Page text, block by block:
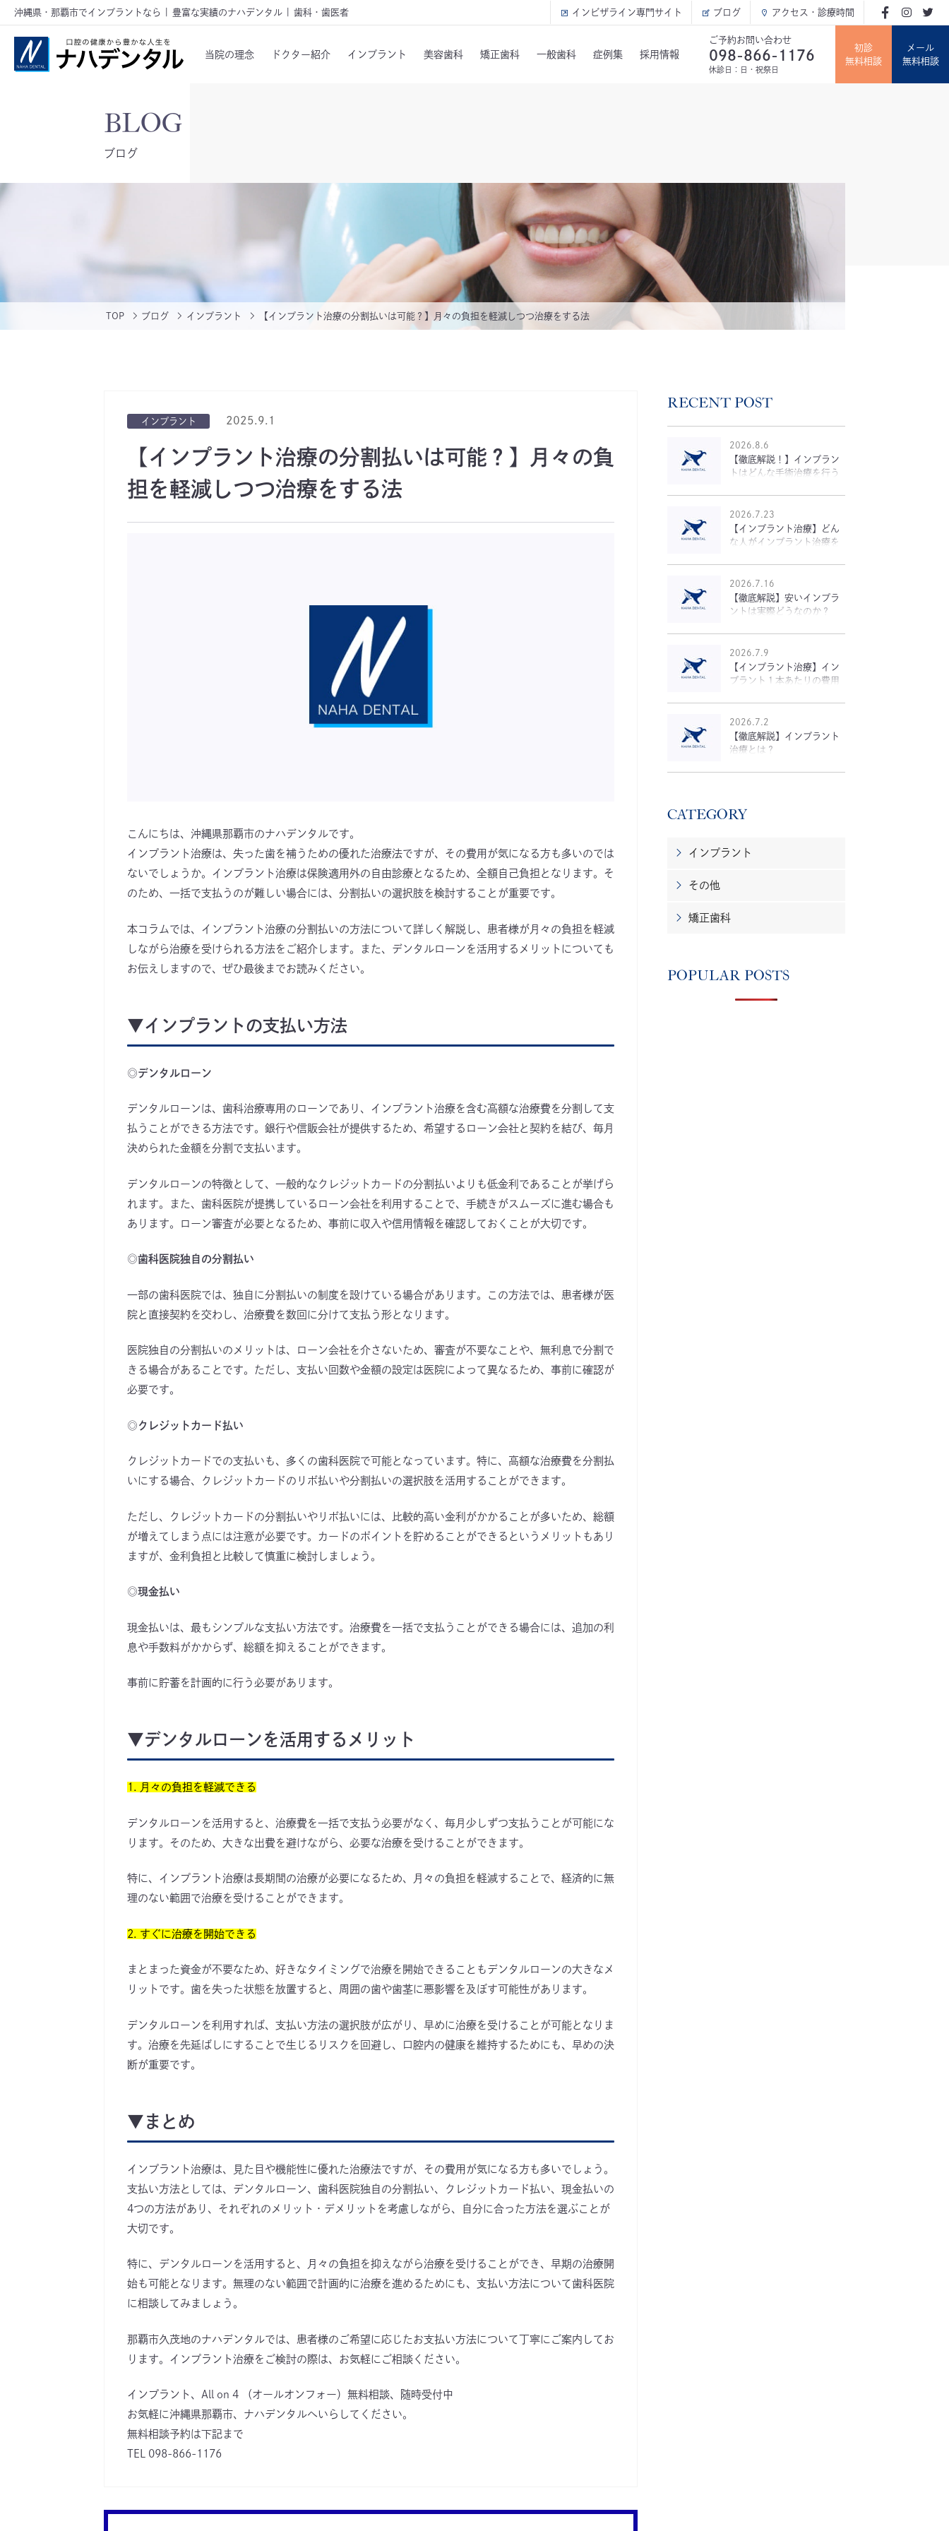
沖縄県・那覇市でインプラントなら | 豊富な実績のナハデンタル | 歯科・歯医者 インビザライン専門サイト ブログ アクセス・診療時間
当院の理念 ドクター紹介 インプラント 美容歯科 矯正歯科 一般歯科 症例集 採用情報
ご予約お問い合わせ
098-866-1176
休診日：日・祝祭日
初診
無料相談
メール
無料相談
ブログ
TOP ブログ インプラント 【インプラント治療の分割払いは可能？】月々の負担を軽減しつつ治療をする法
インプラント 2025.9.1
【インプラント治療の分割払いは可能？】月々の負
担を軽減しつつ治療をする法
こんにちは、沖縄県那覇市のナハデンタルです。
インプラント治療は、失った歯を補うための優れた治療法ですが、その費用が気になる方も多いのでは
ないでしょうか。インプラント治療は保険適用外の自由診療となるため、全額自己負担となります。そ
のため、一括で支払うのが難しい場合には、分割払いの選択肢を検討することが重要です。
本コラムでは、インプラント治療の分割払いの方法について詳しく解説し、患者様が月々の負担を軽減
しながら治療を受けられる方法をご紹介します。また、デンタルローンを活用するメリットについても
お伝えしますので、ぜひ最後までお読みください。
▼インプラントの支払い方法
◎デンタルローン
デンタルローンは、歯科治療専用のローンであり、インプラント治療を含む高額な治療費を分割して支
払うことができる方法です。銀行や信販会社が提供するため、希望するローン会社と契約を結び、毎月
決められた金額を分割で支払います。
デンタルローンの特徴として、一般的なクレジットカードの分割払いよりも低金利であることが挙げら
れます。また、歯科医院が提携しているローン会社を利用することで、手続きがスムーズに進む場合も
あります。ローン審査が必要となるため、事前に収入や信用情報を確認しておくことが大切です。
◎歯科医院独自の分割払い
一部の歯科医院では、独自に分割払いの制度を設けている場合があります。この方法では、患者様が医
院と直接契約を交わし、治療費を数回に分けて支払う形となります。
医院独自の分割払いのメリットは、ローン会社を介さないため、審査が不要なことや、無利息で分割で
きる場合があることです。ただし、支払い回数や金額の設定は医院によって異なるため、事前に確認が
必要です。
◎クレジットカード払い
クレジットカードでの支払いも、多くの歯科医院で可能となっています。特に、高額な治療費を分割払
いにする場合、クレジットカードのリボ払いや分割払いの選択肢を活用することができます。
ただし、クレジットカードの分割払いやリボ払いには、比較的高い金利がかかることが多いため、総額
が増えてしまう点には注意が必要です。カードのポイントを貯めることができるというメリットもあり
ますが、金利負担と比較して慎重に検討しましょう。
◎現金払い
現金払いは、最もシンプルな支払い方法です。治療費を一括で支払うことができる場合には、追加の利
息や手数料がかからず、総額を抑えることができます。
事前に貯蓄を計画的に行う必要があります。
▼デンタルローンを活用するメリット
1. 月々の負担を軽減できる
デンタルローンを活用すると、治療費を一括で支払う必要がなく、毎月少しずつ支払うことが可能にな
ります。そのため、大きな出費を避けながら、必要な治療を受けることができます。
特に、インプラント治療は長期間の治療が必要になるため、月々の負担を軽減することで、経済的に無
理のない範囲で治療を受けることができます。
2. すぐに治療を開始できる
まとまった資金が不要なため、好きなタイミングで治療を開始できることもデンタルローンの大きなメ
リットです。歯を失った状態を放置すると、周囲の歯や歯茎に悪影響を及ぼす可能性があります。
デンタルローンを利用すれば、支払い方法の選択肢が広がり、早めに治療を受けることが可能となりま
す。治療を先延ばしにすることで生じるリスクを回避し、口腔内の健康を維持するためにも、早めの決
断が重要です。
▼まとめ
インプラント治療は、見た目や機能性に優れた治療法ですが、その費用が気になる方も多いでしょう。
支払い方法としては、デンタルローン、歯科医院独自の分割払い、クレジットカード払い、現金払いの
4つの方法があり、それぞれのメリット・デメリットを考慮しながら、自分に合った方法を選ぶことが
大切です。
特に、デンタルローンを活用すると、月々の負担を抑えながら治療を受けることができ、早期の治療開
始も可能となります。無理のない範囲で計画的に治療を進めるためにも、支払い方法について歯科医院
に相談してみましょう。
那覇市久茂地のナハデンタルでは、患者様のご希望に応じたお支払い方法について丁寧にご案内してお
ります。インプラント治療をご検討の際は、お気軽にご相談ください。
インプラント、All on 4 （オールオンフォー）無料相談、随時受付中
お気軽に沖縄県那覇市、ナハデンタルへいらしてください。
無料相談予約は下記まで
TEL 098-866-1176
RECENT POST
2026.8.6
【徹底解説！】インプラン
トはどんな手術治療を行う
2026.7.23
【インプラント治療】どん
な人がインプラント治療を
2026.7.16
【徹底解説】安いインプラ
ントは実際どうなのか？
2026.7.9
【インプラント治療】イン
プラント１本あたりの費用
2026.7.2
【徹底解説】インプラント
治療とは？
CATEGORY
インプラント
その他
矯正歯科
POPULAR POSTS